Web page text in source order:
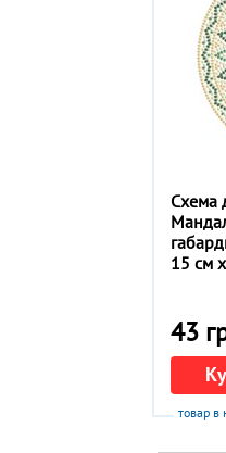
Схема
15 см
43
товар в